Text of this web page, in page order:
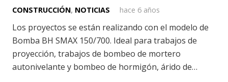
CONSTRUCCIÓN, NOTICIAS hace 6 años
Los proyectos se están realizando con el modelo de
Bomba BH SMAX 150/700. Ideal para trabajos de
proyección, trabajos de bombeo de mortero
autonivelante y bombeo de hormigón, árido de…